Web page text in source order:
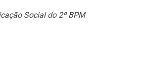
Social do 2º BPM